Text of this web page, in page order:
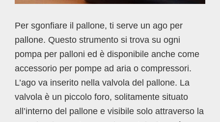
Per sgonfiare il pallone, ti serve un ago per
pallone. Questo strumento si trova su ogni
pompa per palloni ed è disponibile anche come
accessorio per pompe ad aria o compressori.
L’ago va inserito nella valvola del pallone. La
valvola è un piccolo foro, solitamente situato
all’interno del pallone e visibile solo attraverso la